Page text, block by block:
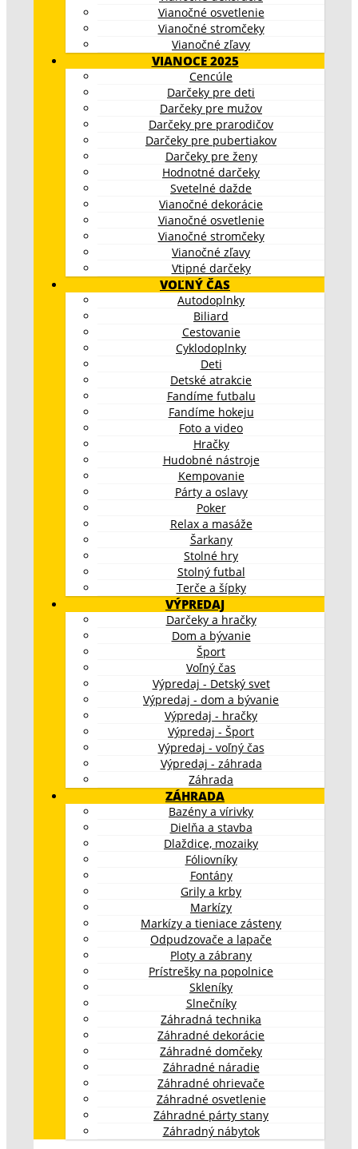
Vianočné osvetlenie
Vianočné stromčeky
Vianočné zľavy
VIANOCE 2025
Cencúle
Darčeky pre deti
Darčeky pre mužov
Darčeky pre prarodičov
Darčeky pre pubertiakov
Darčeky pre ženy
Hodnotné darčeky
Svetelné dažde
Vianočné dekorácie
Vianočné osvetlenie
Vianočné stromčeky
Vianočné zľavy
Vtipné darčeky
VOĽNÝ ČAS
Autodoplnky
Biliard
Cestovanie
Cyklodoplnky
Deti
Detské atrakcie
Fandíme futbalu
Fandíme hokeju
Foto a video
Hračky
Hudobné nástroje
Kempovanie
Párty a oslavy
Poker
Relax a masáže
Šarkany
Stolné hry
Stolný futbal
Terče a šípky
VÝPREDAJ
Darčeky a hračky
Dom a bývanie
Šport
Voľný čas
Výpredaj - Detský svet
Výpredaj - dom a bývanie
Výpredaj - hračky
Výpredaj - Šport
Výpredaj - voľný čas
Výpredaj - záhrada
Záhrada
ZÁHRADA
Bazény a vírivky
Dielňa a stavba
Dlaždice, mozaiky
Fóliovníky
Fontány
Grily a krby
Markízy
Markízy a tieniace zásteny
Odpudzovače a lapače
Ploty a zábrany
Prístrešky na popolnice
Skleníky
Slnečníky
Záhradná technika
Záhradné dekorácie
Záhradné domčeky
Záhradné náradie
Záhradné ohrievače
Záhradné osvetlenie
Záhradné párty stany
Záhradný nábytok